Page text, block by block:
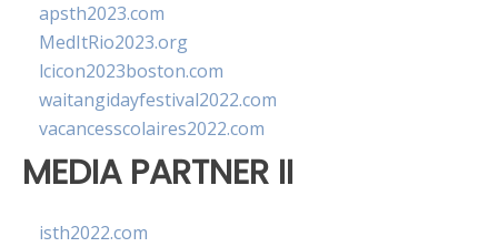
apsth2023.com
MedItRio2023.org
lcicon2023boston.com
waitangidayfestival2022.com
vacancesscolaires2022.com
MEDIA PARTNER II
isth2022.com